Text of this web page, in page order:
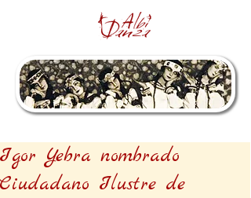
Igor Yebra nombrado
Ciudadano Ilustre de